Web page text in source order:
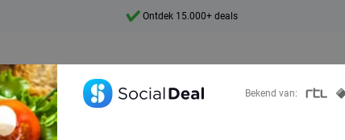
Ontdek 15.000+ deals
Bekend van: